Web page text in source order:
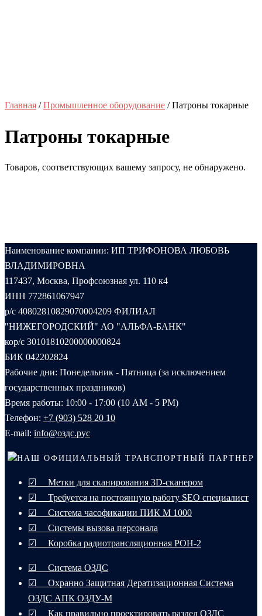
Главная /Промышленное оборудование / Патроны токарные
Патроны токарные
Товаров, соответствующих вашему запросу, не обнаружено.
Наименование компании: ИП ТРИФОНОВА ЛЮБОВЬ
ВЛАДИМИРОВНА
117437, Москва, Профсоюзная ул. 110 к4
ИНН 772861067947
р/с 40802810829070004209 ФИЛИАЛ
"НИЖЕГОРОДСКИЙ" АО "АЛЬФА-БАНК"
кор/с 30101810200000000824
БИК 042202824
Рабочие дни: Понедельник - Пятница (за исключением
государственных праздников)
Время работы: 10:00 - 17:00 (10 AM - 5 PM)
Телефон: +7 (903) 528 20 10‬
E-mail: info@оздс.рус
НАШ ОФИЦИАЛЬНЫЙ ТРАНСПОРТНЫЙ ПАРТНЕР
☑ Метки для сканирования 3D-сканером
☑ Требуется на постоянную работу SEO специалист
☑ Система часофикации ПИК М 1000
☑ Системы вызова персонала
☑ Коробка радиотрансляционная РОН-2
☑ Система ОЗДС
☑ Охранно Защитная Дератизационная Система
ОЗДС АПК ОЗДУ-М
☑ Как правильно проектировать раздел ОЗДС